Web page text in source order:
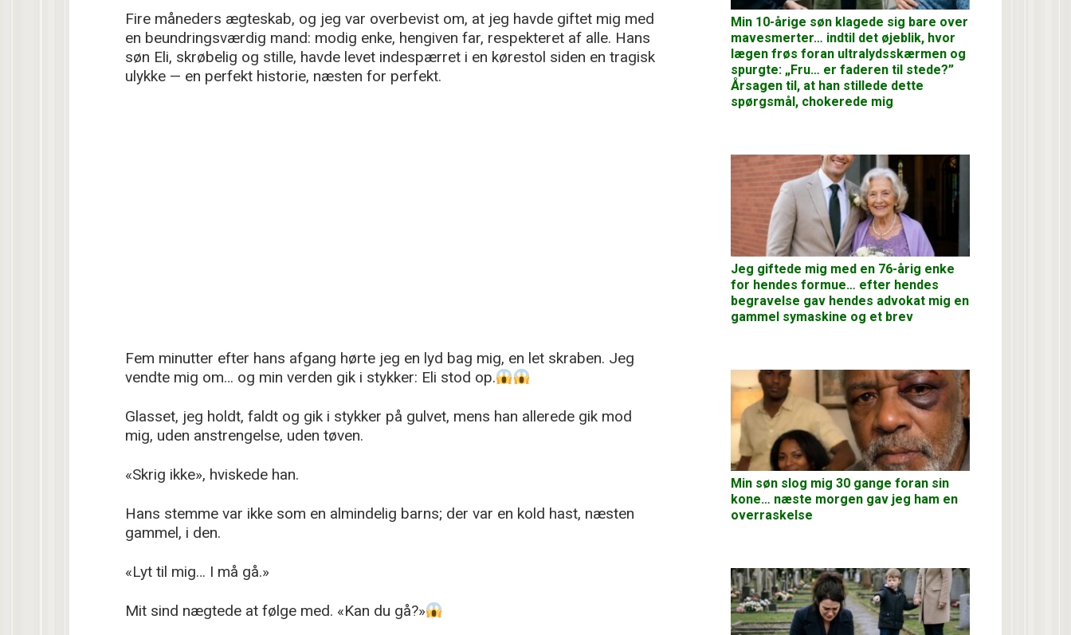
Fire måneders ægteskab, og jeg var overbevist om, at jeg havde giftet mig med
en beundringsværdig mand: modig enke, hengiven far, respekteret af alle. Hans
søn Eli, skrøbelig og stille, havde levet indespærret i en kørestol siden en tragisk
ulykke — en perfekt historie, næsten for perfekt.
Fem minutter efter hans afgang hørte jeg en lyd bag mig, en let skraben. Jeg
vendte mig om… og min verden gik i stykker: Eli stod op.
Glasset, jeg holdt, faldt og gik i stykker på gulvet, mens han allerede gik mod
mig, uden anstrengelse, uden tøven.
«Skrig ikke», hviskede han.
Hans stemme var ikke som en almindelig barns; der var en kold hast, næsten
gammel, i den.
«Lyt til mig… I må gå.»
Mit sind nægtede at følge med. «Kan du gå?»
Min 10-årige søn klagede sig bare over
mavesmerter… indtil det øjeblik, hvor
lægen frøs foran ultralydsskærmen og
spurgte: „Fru… er faderen til stede?”
Årsagen til, at han stillede dette
spørgsmål, chokerede mig
Jeg giftede mig med en 76-årig enke
for hendes formue… efter hendes
begravelse gav hendes advokat mig en
gammel symaskine og et brev
Min søn slog mig 30 gange foran sin
kone… næste morgen gav jeg ham en
overraskelse